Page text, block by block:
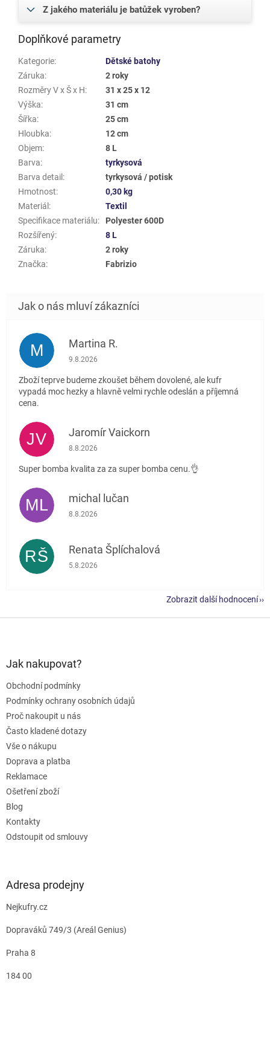
Z jakého materiálu je batůžek vyroben?
Doplňkové parametry
Kategorie:
Dětské batohy
Záruka:
2 roky
Rozměry V x Š x H:
31 x 25 x 12
Výška:
31 cm
Šířka:
25 cm
Hloubka:
12 cm
Objem:
8 L
Barva:
tyrkysová
Barva detail :
tyrkysová / potisk
Hmotnost:
0,30 kg
Materiál :
Textil
Specifikace materiálu:
Polyester 600D
Rozšířený:
8 L
Záruka:
2 roky
Značka: Fabrizio
M Martina R.
Hodnocení obchodu je 5 z 5 hvězdiček.
9.8.2026
Zboží teprve budeme zkoušet během dovolené, ale kufr
vypadá moc hezky a hlavně velmi rychle odeslán a příjemná
cena.
JV Jaromír Vaickorn
Hodnocení obchodu je 5 z 5 hvězdiček.
8.8.2026
Super bomba kvalita za za super bomba cenu.👌
ML michal lučan
Hodnocení obchodu je 5 z 5 hvězdiček.
8.8.2026
RŠ Renata Šplíchalová
Hodnocení obchodu je 5 z 5 hvězdiček.
5.8.2026
Zobrazit další hodnocení
Jak nakupovat?
Obchodní podmínky
Podmínky ochrany osobních údajů
Proč nakoupit u nás
Často kladené dotazy
Vše o nákupu
Doprava a platba
Reklamace
Ošetření zboží
Blog
Kontakty
Odstoupit od smlouvy
Adresa prodejny
Nejkufry.cz
Dopraváků 749/3 (Areál Genius)
Praha 8
184 00